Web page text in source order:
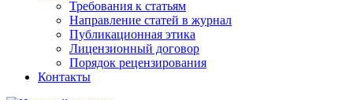
Требования к статьям
Направление статей в журнал
Публикационная этика
Лицензионный договор
Порядок рецензирования
Контакты